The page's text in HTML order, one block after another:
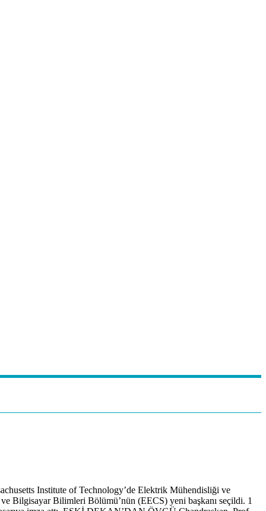
Institute of Technology’de Elektrik Mühendisliği ve
Bilgisayar Bilimleri Bölümü’nün (EECS) yeni başkanı seçildi. 1